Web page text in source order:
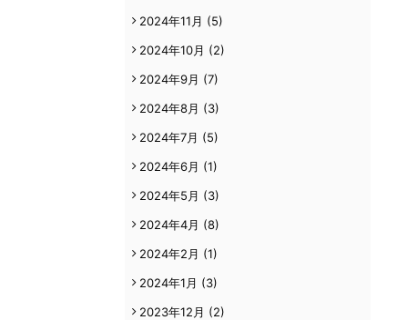
2024年11月 (5)
2024年10月 (2)
2024年9月 (7)
2024年8月 (3)
2024年7月 (5)
2024年6月 (1)
2024年5月 (3)
2024年4月 (8)
2024年2月 (1)
2024年1月 (3)
2023年12月 (2)